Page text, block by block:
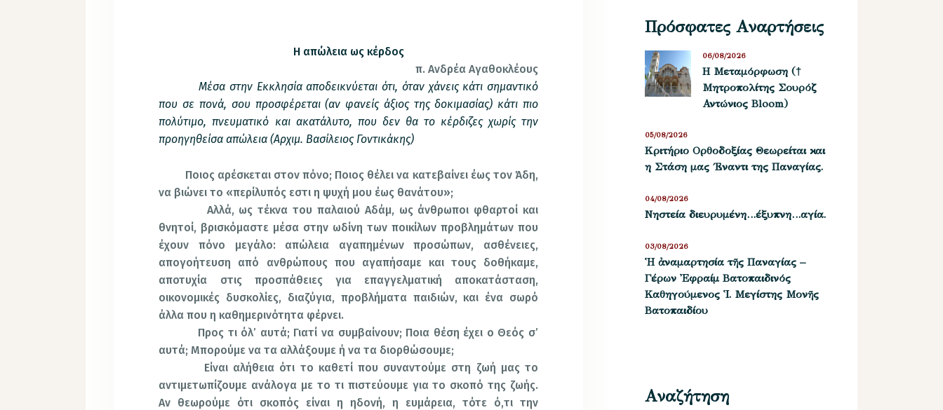
Η απώλεια ως κέρδος
π. Ανδρέα Αγαθοκλέους
Μέσα στην Εκκλησία αποδεικνύεται ότι, όταν χάνεις κάτι σημαντικό
που σε πονά, σου προσφέρεται (αν φανείς άξιος της δοκιμασίας) κάτι πιο
πολύτιμο, πνευματικό και ακατάλυτο, που δεν θα το κέρδιζες χωρίς την
προηγηθείσα απώλεια (Αρχιμ. Βασίλειος Γοντικάκης)
Ποιος αρέσκεται στον πόνο; Ποιος θέλει να κατεβαίνει έως τον Άδη,
να βιώνει το «περίλυπός εστι η ψυχή μου έως θανάτου»;
Αλλά, ως τέκνα του παλαιού Αδάμ, ως άνθρωποι φθαρτοί και
θνητοί, βρισκόμαστε μέσα στην ωδίνη των ποικίλων προβλημάτων που
έχουν πόνο μεγάλο: απώλεια αγαπημένων προσώπων, ασθένειες,
απογοήτευση από ανθρώπους που αγαπήσαμε και τους δοθήκαμε,
αποτυχία στις προσπάθειες για επαγγελματική αποκατάσταση,
οικονομικές δυσκολίες, διαζύγια, προβλήματα παιδιών, και ένα σωρό
άλλα που η καθημερινότητα φέρνει.
Προς τι όλ’ αυτά; Γιατί να συμβαίνουν; Ποια θέση έχει ο Θεός σ’
αυτά; Μπορούμε να τα αλλάξουμε ή να τα διορθώσουμε;
Είναι αλήθεια ότι το καθετί που συναντούμε στη ζωή μας το
αντιμετωπίζουμε ανάλογα με το τι πιστεύουμε για το σκοπό της ζωής.
Αν θεωρούμε ότι σκοπός είναι η ηδονή, η ευμάρεια, τότε ό,τι την
Πρόσφατες Αναρτήσεις
Η Μεταμόρφωση (†
Μητροπολίτης Σουρόζ
Αντώνιος Bloom)
06/08/2026
Kριτήριο Oρθοδοξίας Θεωρείται και
η Στάση μας ΄Εναντι της Παναγίας.
05/08/2026
Νηστεία διευρυμένη…έξυπνη…αγία.
04/08/2026
Ἡ ἀναμαρτησία τῆς Παναγίας –
Γέρων Ἐφραίμ Βατοπαιδινός
Καθηγούμενος Ἱ. Μεγίστης Μονῆς
Βατοπαιδίου
03/08/2026
Αναζήτηση